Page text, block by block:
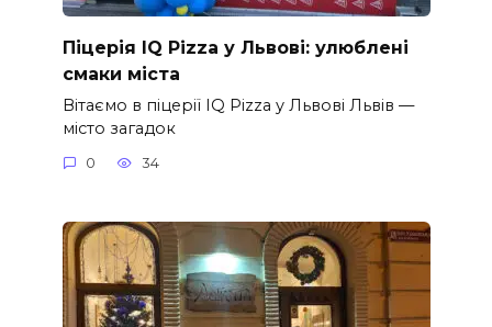
Піцерія IQ Pizza у Львові: улюблені
смаки міста
Вітаємо в піцерії IQ Pizza у Львові Львів —
місто загадок
0 34